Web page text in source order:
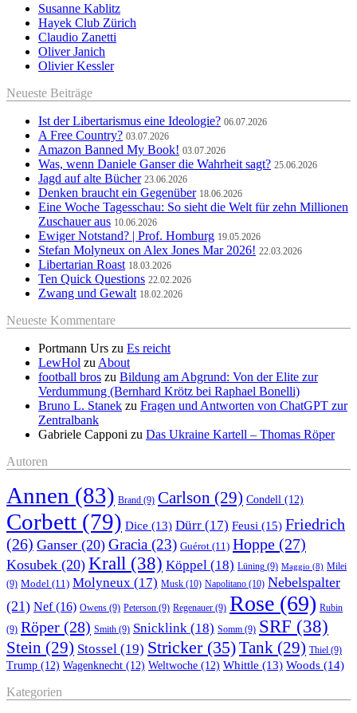
Susanne Kablitz
Hayek Club Zürich
Claudio Zanetti
Oliver Janich
Olivier Kessler
Neueste Beiträge
Ist der Libertarismus eine Ideologie? 06.07.2026
A Free Country? 03.07.2026
Amazon Banned My Book! 03.07.2026
Was, wenn Daniele Ganser die Wahrheit sagt? 25.06.2026
Jagd auf alte Bücher 23.06.2026
Denken braucht ein Gegenüber 18.06.2026
Eine Woche Tagesschau: So sieht die Welt für zehn Millionen
Zuschauer aus 10.06.2026
Ewiger Notstand? | Prof. Homburg 19.05.2026
Stefan Molyneux on Alex Jones Mar 2026! 22.03.2026
Libertarian Roast 18.03.2026
Ten Quick Questions 22.02.2026
Zwang und Gewalt 18.02.2026
Neueste Kommentare
Portmann Urs zu Es reicht
LewHol zu About
football bros zu Bildung am Abgrund: Von der Elite zur
Verdummung (Bernhard Krötz bei Raphael Bonelli)
Bruno L. Stanek zu Fragen und Antworten von ChatGPT zur
Zentralbank
Gabriele Capponi zu Das Ukraine Kartell – Thomas Röper
Autoren
Annen (83) Brand (9) Carlson (29) Condell (12)
Corbett (79) Dice (13) Dürr (17) Feusi (15) Friedrich
(26) Ganser (20) Gracia (23) Guérot (11) Hoppe (27)
Kosubek (20) Krall (38) Köppel (18) Lüning (9) Maggio (8) Milei
(9) Model (11) Molyneux (17) Musk (10) Napolitano (10) Nebelspalter
(21) Nef(16) Owens (9) Peterson (9) Regenauer (9) Rose (69) Rubin
(9) Röper (28) Smith (9) Snicklink (18) Somm (9) SRF (38)
Stein (29) Stossel (19) Stricker(35)Tank (29) Thiel (9)
Trump (12) Wagenknecht (12) Weltwoche (12) Whittle (13) Woods (14)
Kategorien